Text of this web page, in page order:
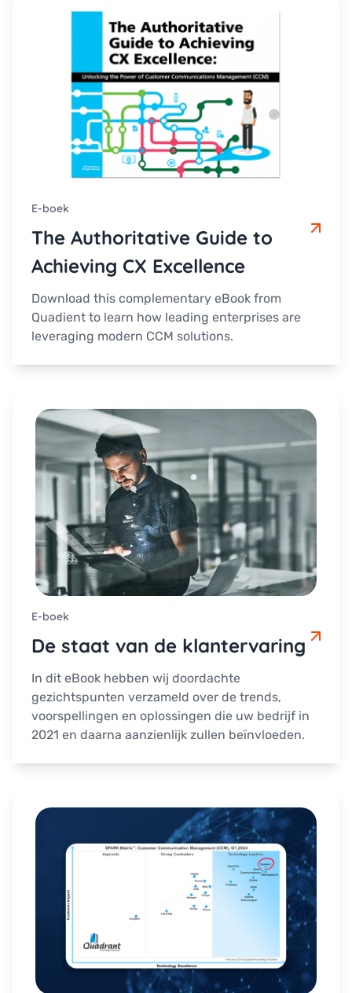
E-boek
The Authoritative Guide to
Achieving CX Excellence
Download this complementary eBook from
Quadient to learn how leading enterprises are
leveraging modern CCM solutions.
E-boek
De staat van de klantervaring
In dit eBook hebben wij doordachte
gezichtspunten verzameld over de trends,
voorspellingen en oplossingen die uw bedrijf in
2021 en daarna aanzienlijk zullen beïnvloeden.